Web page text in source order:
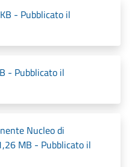
- Pubblicato il
- Pubblicato il
Nucleo di
MB - Pubblicato il